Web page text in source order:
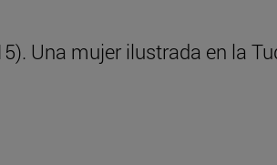
Una mujer ilustrada en la